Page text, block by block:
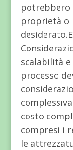
potrebbero
proprietà o
scalabilità
processo
costo
compresi i
le